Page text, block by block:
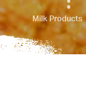
Milk Products